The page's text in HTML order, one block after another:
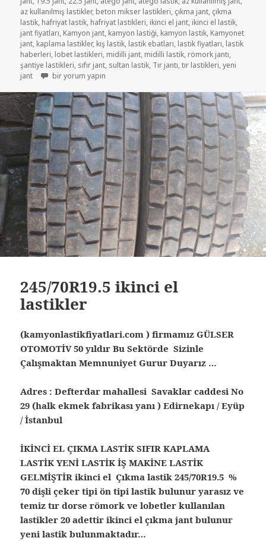
az kullanılmış lastikler, beton mikser lastikleri, çıkma jant, çıkma
lastik, hafriyat lastik, hafriyat lastikleri, ikinci el jant, ikinci el lastik,
jant fiyatları, Kamyon jant, kamyon lastiği, kamyon lastik, Kamyonet
jant, kaplama lastikler, kış lastik, lastik ebatları, lastik fiyatları, lastik
haberleri, lobet lastikleri, midilli jant, midilli lastik, römork jantı,
şantiye lastikleri, sıfır jant, sultan lastik, Tır jantı,tır lastikleri,yeni
jant
YENİ SIFIR 17.5 JANTLAR için
bir yorum yapın
245/70R19.5 ikinci el
lastikler
(kamyonlastikfiyatlari.com ) firmamız GÜLSER
OTOMOTİV 50 yıldır Bu Sektörde Sizinle
Çalışmaktan Memnuniyet Gurur Duyarız …
Adres : Defterdar mahallesi Savaklar caddesi No
29 (halk ekmek fabrikası yanı ) Edirnekapı / Eyüp
/ İstanbul
İKİNCİ EL ÇIKMA LASTİK SIFIR KAPLAMA
LASTİK YENİ LASTİK İŞ MAKİNE LASTİK
GELMİŞTİR ikinci el Çıkma lastik 245/70R19.5 %
70 dişli çeker tipi ön tipi lastik bulunur yarasız ve
temiz tır dorse römork ve lobetler kullanılan
lastikler 20 adettir ikinci el çıkma jant bulunur
yeni lastik bulunmaktadır…